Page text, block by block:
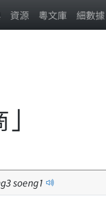
資源 粵文庫 細數據
3soeng1